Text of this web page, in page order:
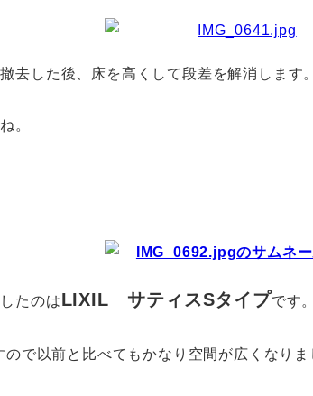
去した後、床を高くして段差を解消します
。
たのはLIXIL サティスSタイプです
で以前と比べてもかなり空間が広くなりま